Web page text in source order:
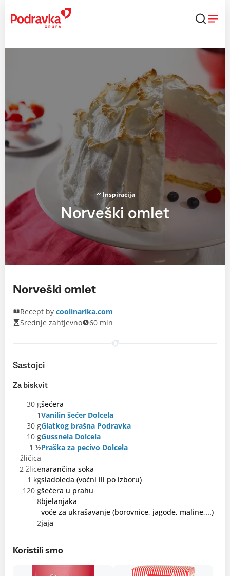
content
Inspiracija
Norveški omlet
Norveški omlet
Recept by coolinarika.com
Srednje zahtjevno
60 min
Sastojci
Za biskvit
30 gšećera
1Vanilin šećer Dolcela
30 gGlatkog brašna Podravka
10 gGussnela Dolcela
1 ½
žličica
Praška za pecivo Dolcela
2 žlicenarančina soka
1 kgsladoleda (voćni ili po izboru)
120 gšećera u prahu
8bjelanjaka
voće za ukrašavanje (borovnice, jagode, maline,...)
2jaja
Koristili smo